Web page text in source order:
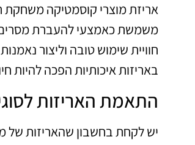
אריזת מוצרי קוסמטיקה משחקת
משמשת כאמצעי להעברת מסרים
חוויית שימוש טובה וליצור
באריזות איכותיות הפכה להיות
התאמת האריזות לסוגי
יש לקחת בחשבון שהאריזות של